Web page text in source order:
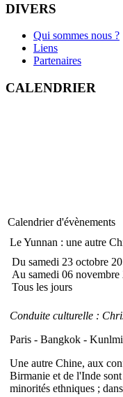
DIVERS
Qui sommes nous ?
Liens
Partenaires
CALENDRIER
Calendrier d'évènements
Le Yunnan : une autre
Du samedi 23 octobre
Au samedi 06 novembre
Tous les jours
Conduite culturelle :
Paris - Bangkok -
Une autre Chine, aux
Birmanie et de l'Inde sont
minorités ethniques ;